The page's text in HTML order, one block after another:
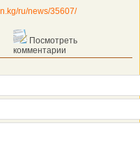
ru/news/35607/
Посмотреть
комментарии